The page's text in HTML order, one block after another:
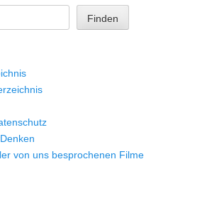
Finden
von uns besprochenen Filme